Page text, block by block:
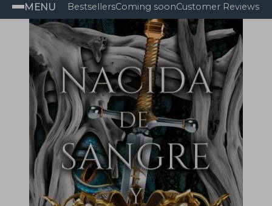
MENU BestsellersComing soonCustomer Reviews